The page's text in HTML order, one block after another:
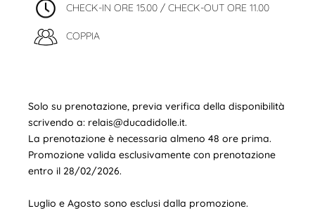
CHECK-IN ORE 15.00 / CHECK-OUT ORE 11.00
COPPIA
Solo su prenotazione, previa verifica della disponibilità
scrivendo a: relais@ducadidolle.it.
La prenotazione è necessaria almeno 48 ore prima.
Promozione valida esclusivamente con prenotazione
entro il 28/02/2026.
Luglio e Agosto sono esclusi dalla promozione.